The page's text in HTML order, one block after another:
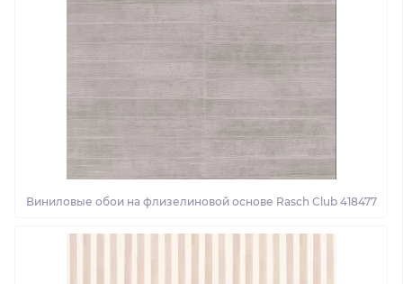
Виниловые обои на флизелиновой основе Rasch Club 418477